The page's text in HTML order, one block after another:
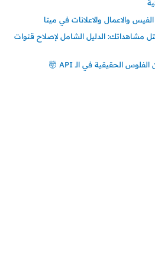
والاعمال والاعلانات في ميتا
مشاهداتك: الدليل الشامل لإصلاح قنوات